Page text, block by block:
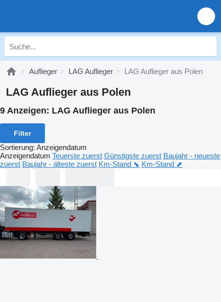
Auflieger LAG Auflieger LAG Auflieger aus Polen
LAG Auflieger aus Polen
9 Anzeigen: LAG Auflieger aus Polen
Filter
Sortierung: Anzeigendatum
Anzeigendatum Teuerste zuerst Günstigste zuerst Baujahr - neueste
zuerst Baujahr - älteste zuerst Km-Stand ⬊ Km-Stand ⬈